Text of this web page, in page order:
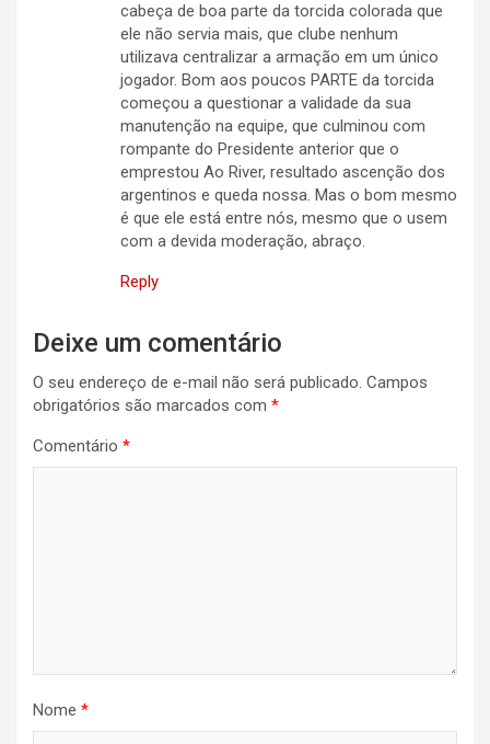
cabeça de boa parte da torcida colorada que
ele não servia mais, que clube nenhum
utilizava centralizar a armação em um único
jogador. Bom aos poucos PARTE da torcida
começou a questionar a validade da sua
manutenção na equipe, que culminou com
rompante do Presidente anterior que o
emprestou Ao River, resultado ascenção dos
argentinos e queda nossa. Mas o bom mesmo
é que ele está entre nós, mesmo que o usem
com a devida moderação, abraço.
Reply
Deixe um comentário
O seu endereço de e-mail não será publicado. Campos
obrigatórios são marcados com *
Comentário *
Nome *